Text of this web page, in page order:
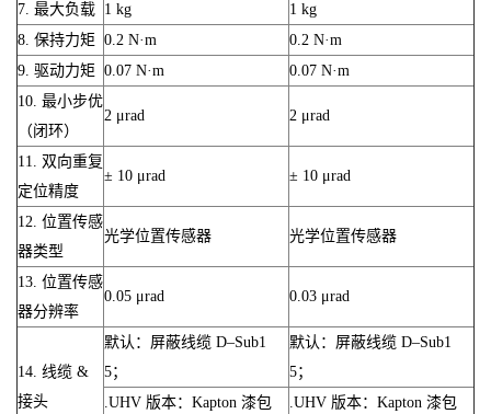
7. 最大负载 1 kg
1 kg
8. 保持力矩 0.2 N·m
0.2 N·m
9. 驱动力矩 0.07 N·m
0.07 N·m
10. 最小步优
（闭环）
2 μrad 2 μrad
11. 双向重复
定位精度
± 10 μrad ± 10 μrad
12. 位置传感
器类型
光学位置传感器 光学位置传感器
13. 位置传感
器分辨率
0.05 μrad 0.03 μrad
14. 线缆 &
接头
默认：屏蔽线缆 D–Sub1
5；
默认：屏蔽线缆 D–Sub1
5；
.UHV 版本：Kapton 漆包
.UHV 版本：Kapton 漆包